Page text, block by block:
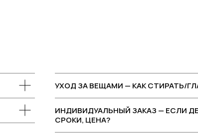
УХОД ЗА ВЕЩАМИ — КАК СТИРАТЬ/
ИНДИВИДУАЛЬНЫЙ ЗАКАЗ — ЕСЛИ
СРОКИ, ЦЕНА?